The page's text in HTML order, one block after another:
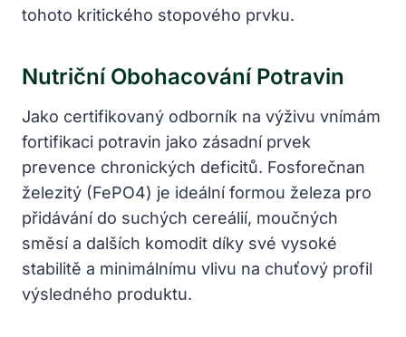
tohoto kritického stopového prvku.
Nutriční Obohacování Potravin
Jako certifikovaný odborník na výživu vnímám
fortifikaci potravin jako zásadní prvek
prevence chronických deficitů. Fosforečnan
železitý (FePO4) je ideální formou železa pro
přidávání do suchých cereálií, moučných
směsí a dalších komodit díky své vysoké
stabilitě a minimálnímu vlivu na chuťový profil
výsledného produktu.